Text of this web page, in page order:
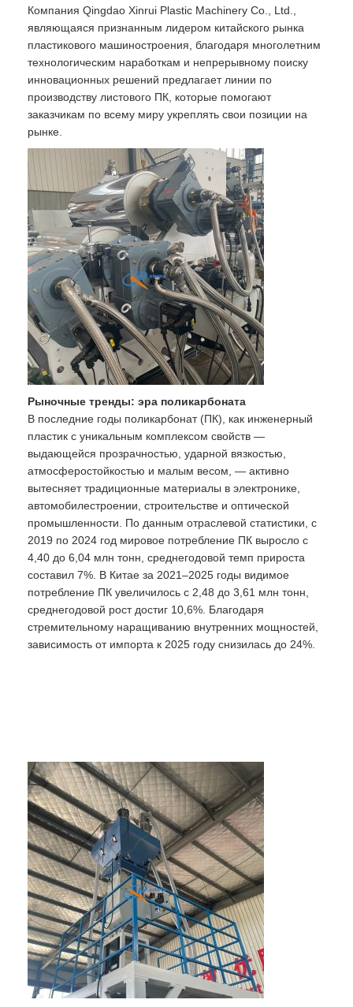
Компания Qingdao Xinrui Plastic Machinery Co., Ltd.,
являющаяся признанным лидером китайского рынка
пластикового машиностроения, благодаря многолетним
технологическим наработкам и непрерывному поиску
инновационных решений предлагает линии по
производству листового ПК, которые помогают
заказчикам по всему миру укреплять свои позиции на
рынке.
Рыночные тренды: эра поликарбоната
В последние годы поликарбонат (ПК), как инженерный
пластик с уникальным комплексом свойств —
выдающейся прозрачностью, ударной вязкостью,
атмосферостойкостью и малым весом, — активно
вытесняет традиционные материалы в электронике,
автомобилестроении, строительстве и оптической
промышленности. По данным отраслевой статистики, с
2019 по 2024 год мировое потребление ПК выросло с
4,40 до 6,04 млн тонн, среднегодовой темп прироста
составил 7%. В Китае за 2021–2025 годы видимое
потребление ПК увеличилось с 2,48 до 3,61 млн тонн,
среднегодовой рост достиг 10,6%. Благодаря
стремительному наращиванию внутренних мощностей,
зависимость от импорта к 2025 году снизилась до 24%.